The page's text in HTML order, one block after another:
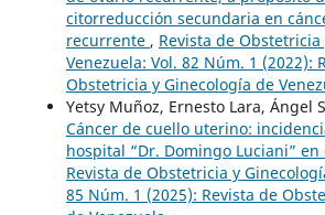
citorreducción secundaria en
recurrente , Revista de
Venezuela: Vol. 82 Núm. 1 (2022):
Obstetricia y Ginecología de
Yetsy Muñoz, Ernesto Lara, Ángel
Cáncer de cuello uterino:
hospital “Dr. Domingo Luciani” en
Revista de Obstetricia y
85 Núm. 1 (2025): Revista de